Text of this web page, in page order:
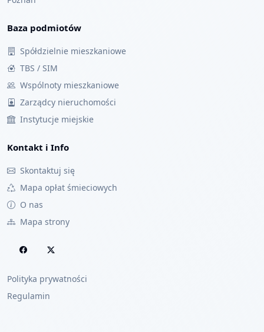
Baza podmiotów
Spółdzielnie mieszkaniowe
TBS / SIM
Wspólnoty mieszkaniowe
Zarządcy nieruchomości
Instytucje miejskie
Kontakt i Info
Skontaktuj się
Mapa opłat śmieciowych
O nas
Mapa strony
Polityka prywatności
Regulamin